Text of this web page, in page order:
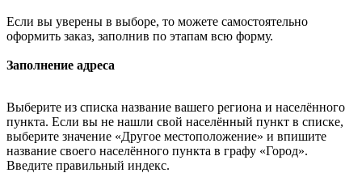
Если вы уверены в выборе, то можете самостоятельно
оформить заказ, заполнив по этапам всю форму.
Заполнение адреса
Выберите из списка название вашего региона и населённого
пункта. Если вы не нашли свой населённый пункт в списке,
выберите значение «Другое местоположение» и впишите
название своего населённого пункта в графу «Город».
Введите правильный индекс.